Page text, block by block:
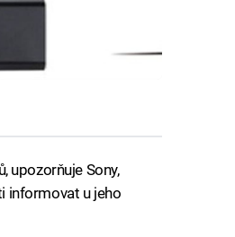
upozorňuje Sony,
informovat u jeho